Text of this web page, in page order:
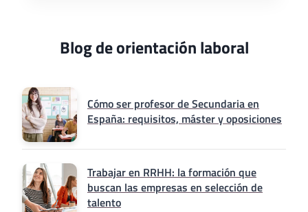
Blog de orientación laboral
Cómo ser profesor de Secundaria en
España: requisitos, máster y oposiciones
Trabajar en RRHH: la formación que
buscan las empresas en selección de
talento